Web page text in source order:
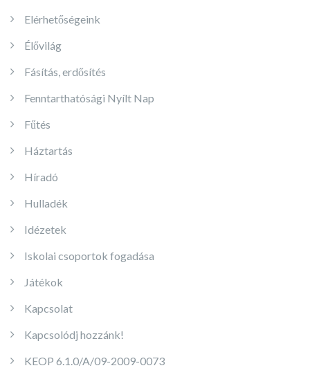
Elérhetőségeink
Élővilág
Fásítás, erdősítés
Fenntarthatósági Nyílt Nap
Fűtés
Háztartás
Híradó
Hulladék
Idézetek
Iskolai csoportok fogadása
Játékok
Kapcsolat
Kapcsolódj hozzánk!
KEOP 6.1.0/A/09-2009-0073